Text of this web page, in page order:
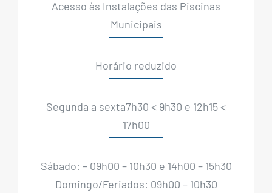
Acesso às Instalações das Piscinas
Municipais
Horário reduzido
Segunda a sexta7h30 < 9h30 e 12h15 <
17h00
Sábado: – 09h00 – 10h30 e 14h00 – 15h30
Domingo/Feriados: 09h00 – 10h30